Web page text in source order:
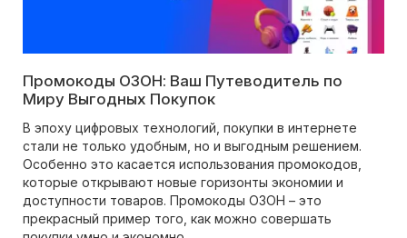
Промокоды ОЗОН: Ваш Путеводитель по
Миру Выгодных Покупок
В эпоху цифровых технологий, покупки в интернете
стали не только удобным, но и выгодным решением.
Особенно это касается использования промокодов,
которые открывают новые горизонты экономии и
доступности товаров. Промокоды ОЗОН – это
прекрасный пример того, как можно совершать